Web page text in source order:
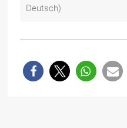
Deutsch)